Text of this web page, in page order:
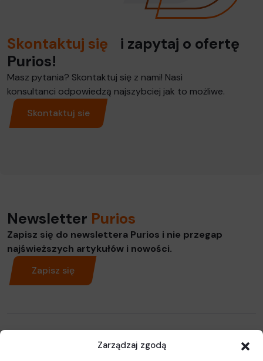
Zarządzaj zgodą
Skontaktuj się i zapytaj o ofertę
Purios!
Masz pytania? Skontaktuj się z nami! Nasi
konsultanci odpowiedzą najszybciej jak to możliwe.
Skontaktuj sie
Newsletter Purios
Zapisz się do newslettera Purios i nie przegap
najświeższych artykułów i nowości.
Zapisz się